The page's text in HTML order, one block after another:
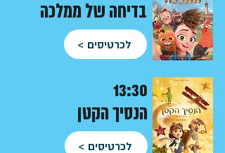
בדיחה של ממלכה
לכרטיסים >
הנסיך הקטן
13:30
לכרטיסים >